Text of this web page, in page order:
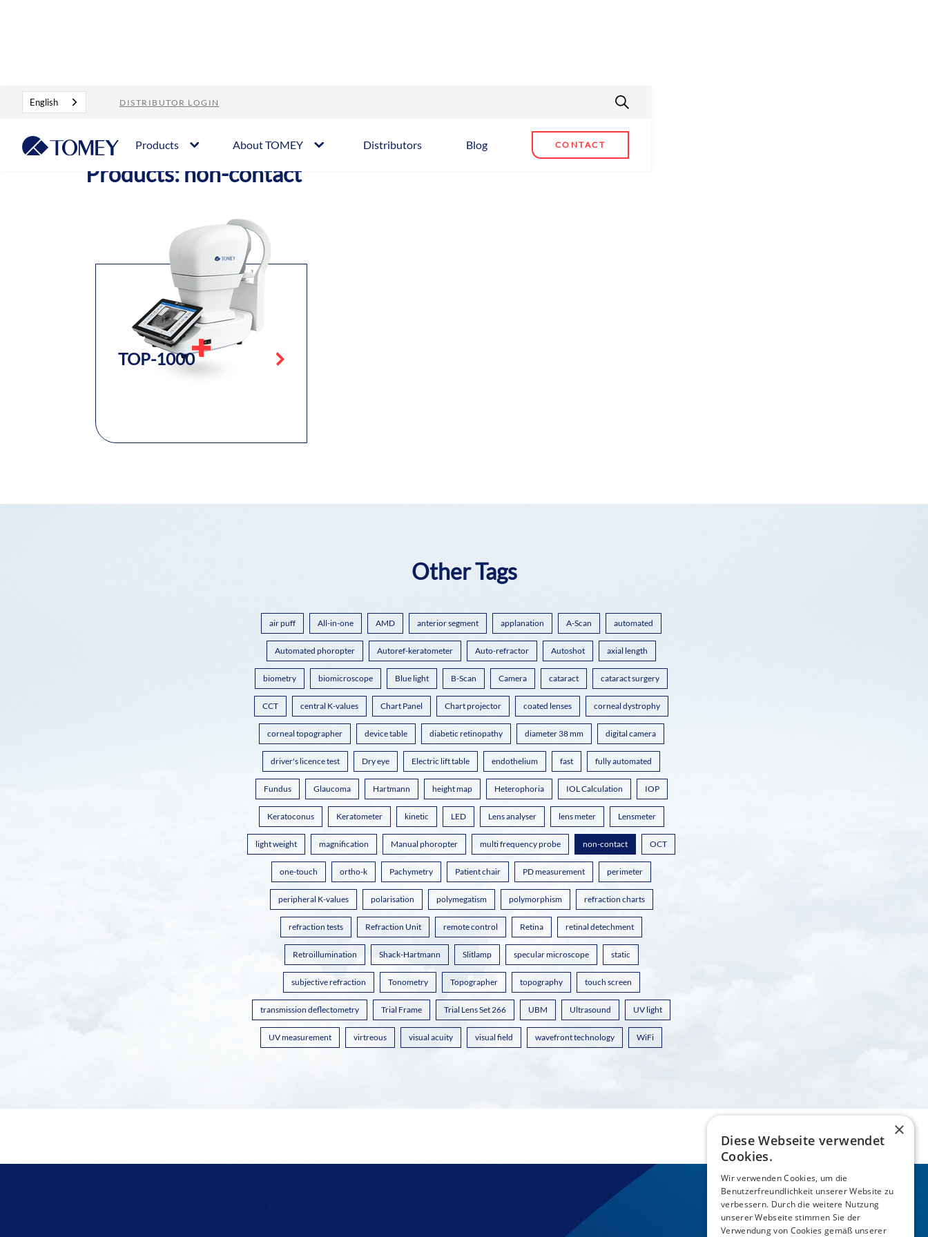
English DISTRIBUTOR LOGIN
Products About TOMEY Distributors Blog CONTACT
Products non-contact
Products: non-contact
TOP-1000
Other Tags
air puff All-in-one AMD anterior segment applanation A-Scan automated
Automated phoropter Autoref-keratometer Auto-refractor Autoshot axial length
biometry biomicroscope Blue light B-Scan Camera cataract cataract surgery
CCT central K-values Chart Panel Chart projector coated lenses corneal dystrophy
corneal topographer device table diabetic retinopathy diameter 38 mm digital camera
driver's licence test Dry eye Electric lift table endothelium fast fully automated
Fundus Glaucoma Hartmann height map Heterophoria IOL Calculation IOP
Keratoconus Keratometer kinetic LED Lens analyser lens meter Lensmeter
light weight magnification Manual phoropter multi frequency probe non-contact OCT
one-touch ortho-k Pachymetry Patient chair PD measurement perimeter
peripheral K-values polarisation polymegatism polymorphism refraction charts
refraction tests Refraction Unit remote control Retina retinal detechment
Retroillumination Shack-Hartmann Slitlamp specular microscope static
subjective refraction Tonometry Topographer topography touch screen
transmission deflectometry Trial Frame Trial Lens Set 266 UBM Ultrasound UV light
UV measurement virtreous visual acuity visual field wavefront technology WiFi
×
Diese Webseite verwendet
Cookies.
Wir verwenden Cookies, um die
Benutzerfreundlichkeit unserer Website zu
verbessern. Durch die weitere Nutzung
unserer Webseite stimmen Sie der
Verwendung von Cookies gemäß unserer